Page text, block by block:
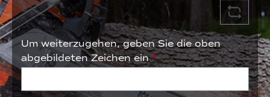
Um weiterzugehen, geben Sie die oben
abgebildeten Zeichen ein*